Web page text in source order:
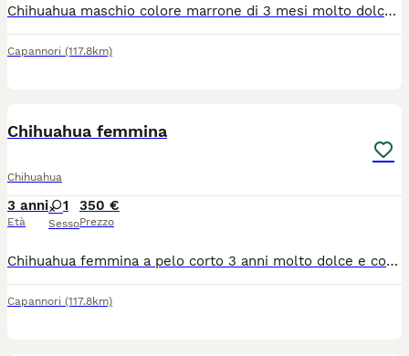
Chihuahua maschio colore marrone di 3 mesi molto dolce e coccoloso con microchip al momento della consegna
Capannori (117.8km)
Chihuahua femmina
Chihuahua
3 anni
Età
1
Sesso
350 €
Prezzo
Chihuahua femmina a pelo corto 3 anni molto dolce e coccolosa munita di microchip e vaccini aggiornati
Capannori (117.8km)